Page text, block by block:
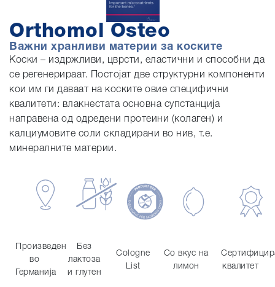
Orthomol Osteo
Важни хранливи материи за коските
Коски – издржливи, цврсти, еластични и способни да
се регенерираат. Постојат две структурни компоненти
кои им ги даваат на коските овие специфични
квалитети: влакнестата основна супстанција
направена од одредени протеини (колаген) и
калциумовите соли складирани во нив, т.е.
минералните материи.
Произведен
во
Германија
Без
лактоза
и глутен
Cologne
List
Со вкус на
лимон
квалитет